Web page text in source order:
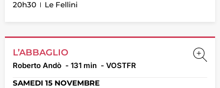
20h30
Le Fellini
SAMEDI 15 NOVEMBRE
L’ABBAGLIO
Roberto Andò - 131 min - VOSTFR